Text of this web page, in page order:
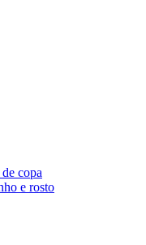
copa
e rosto